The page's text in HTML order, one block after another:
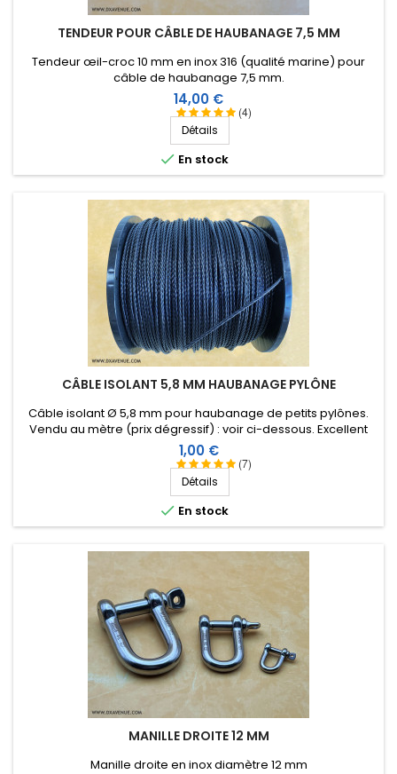
TENDEUR POUR CÂBLE DE HAUBANAGE 7,5 MM
(4)
Tendeur œil-croc 10 mm en inox 316 (qualité marine) pour
câble de haubanage 7,5 mm.
Prix
14,00 €
Détails
 En stock
CÂBLE ISOLANT 5,8 MM HAUBANAGE PYLÔNE
(7)
Câble isolant Ø 5,8 mm pour haubanage de petits pylônes.
Vendu au mètre (prix dégressif) : voir ci-dessous. Excellent
comportement aux conditions climatiques (eau, soleil, gel),
résistance à la rupture élevée, très bonne isolation HF,
longévité de plus de 40 ans !
Prix
1,00 €
Détails
 En stock
MANILLE DROITE 12 MM
Manille droite en inox diamètre 12 mm